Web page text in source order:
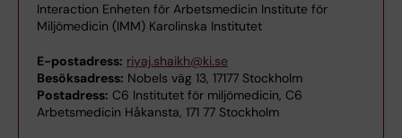
Interaction Enheten för Arbetsmedicin Institute för
Miljömedicin (IMM) Karolinska Institutet
E-postadress: riyaj.shaikh@ki.se
Besöksadress: Nobels väg 13, 17177 Stockholm
Postadress: C6 Institutet för miljömedicin, C6
Arbetsmedicin Håkansta, 171 77 Stockholm